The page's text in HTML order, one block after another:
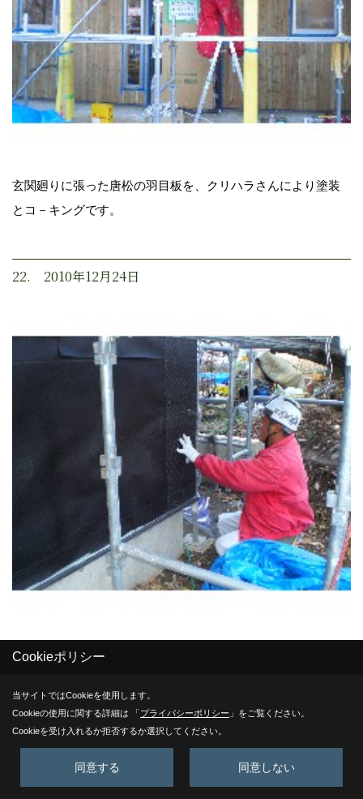
玄関廻りに張った唐松の羽目板を、クリハラさんにより塗装
とコ－キングです。
22. 2010年12月24日
遠藤さんにより」、防水紙が張られ、ラス網打ちが始まりま
年内にモルタルの下塗りまで行う予定です。
23. 2011年01月06日
Cookieポリシー
当サイトではCookieを使用します。
Cookieの使用に関する詳細は 「プライバシーポリシー 」をご覧ください。
Cookieを受け入れるか拒否するか選択してください。
同意する 同意しない